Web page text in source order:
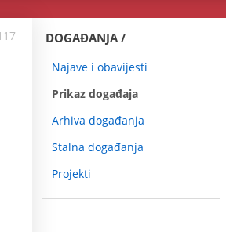
DOGAĐANJA
Najave i obavijesti
Prikaz događaja
Arhiva događanja
Stalna događanja
Projekti